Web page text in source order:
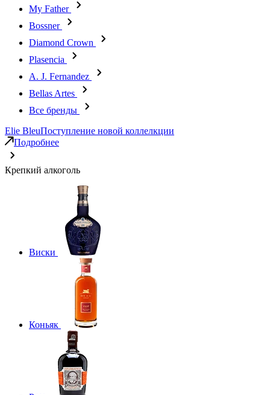
My Father
Bossner
Diamond Crown
Plasencia
A. J. Fernandez
Bellas Artes
Все бренды
Elie BleuПоступление новой коллелкции
Подробнее
Крепкий алкоголь
Виски
Коньяк